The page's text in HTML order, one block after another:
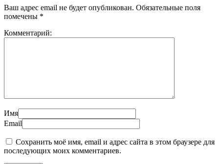
Ваш адрес email не будет опубликован. Обязательные поля
помечены *
Комментарий:
Имя
Email
Сохранить моё имя, email и адрес сайта в этом браузере для
последующих моих комментариев.